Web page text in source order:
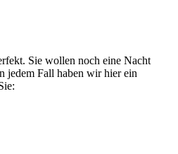
Sie wollen noch eine Nacht
jedem Fall haben wir hier ein